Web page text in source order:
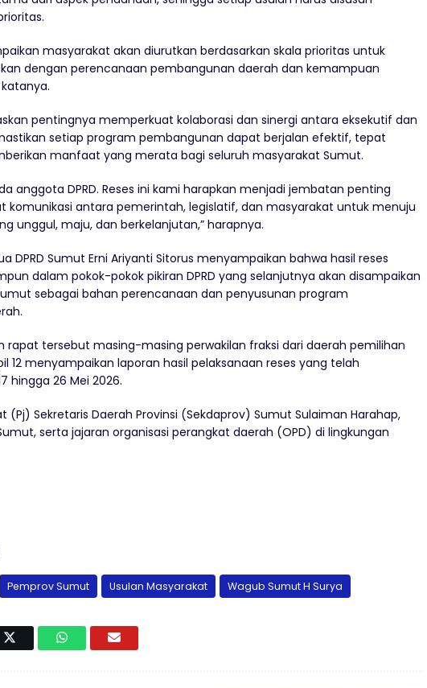
masyarakat akan diurutkan berdasarkan skala prioritas untuk
dengan perencanaan pembangunan daerah dan kemampuan
pentingnya memperkuat kolaborasi dan sinergi antara eksekutif dan
setiap program pembangunan dapat berjalan efektif, tepat
manfaat yang merata bagi seluruh masyarakat Sumut.
anggota DPRD. Reses ini kami harapkan menjadi jembatan penting
komunikasi antara pemerintah, legislatif, dan masyarakat untuk menuju
unggul, maju, dan berkelanjutan,” harapnya.
DPRD Sumut Erni Ariyanti Sitorus menyampaikan bahwa hasil reses
dalam pokok-pokok pikiran DPRD yang selanjutnya akan disampaikan
sebagai bahan perencanaan dan penyusunan program
rapat tersebut masing-masing perwakilan fraksi dari daerah pemilihan
12 menyampaikan laporan hasil pelaksanaan reses yang telah
hingga 26 Mei 2026.
(Pj) Sekretaris Daerah Provinsi (Sekdaprov) Sumut Sulaiman Harahap,
serta jajaran organisasi perangkat daerah (OPD) di lingkungan
Pemprov Sumut Usulan Masyarakat Wagub Sumut H Surya